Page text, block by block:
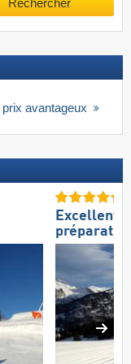
avantageux
Excellente